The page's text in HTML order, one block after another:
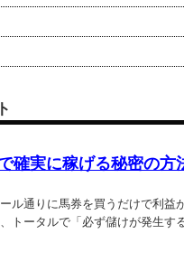
確実に稼げる秘密の方
ル通りに馬券を買うだけで利
トータルで「必ず儲けが発生す